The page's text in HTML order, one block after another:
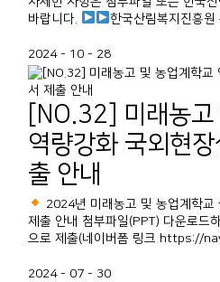
바랍니다.
한국산림복지진흥원
2024 - 10 - 28
[NO.32] 미래농
역량강화 국외현장
출 안내
2024년 미래농고 및 농업계학교
제출 안내 첨부파일(PPT) 다운로드
으로 제출(네이버폼 링크 https://
2024 - 07 - 30